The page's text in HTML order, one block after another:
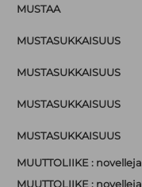
MUSTAA
MUSTASUKKAISUUS
MUSTASUKKAISUUS
MUSTASUKKAISUUS
MUSTASUKKAISUUS
MUUTTOLIIKE : novelleja
MUUTTOLIIKE : novelleja